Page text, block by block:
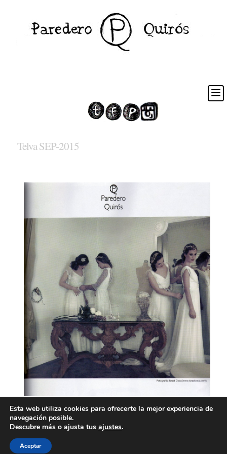
Telva SEP-2015
Esta web utiliza cookies para ofrecerte la mejor experiencia de
navegación posible.
Descubre más o ajusta tus ajustes.
Aceptar